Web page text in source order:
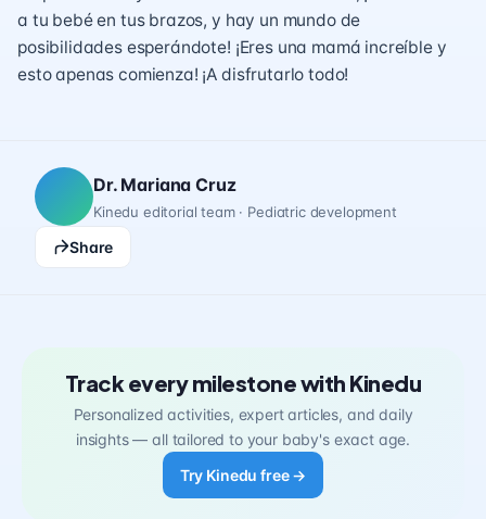
a tu bebé en tus brazos, y hay un mundo de
posibilidades esperándote! ¡Eres una mamá increíble y
esto apenas comienza! ¡A disfrutarlo todo!
Dr. Mariana Cruz
Kinedu editorial team · Pediatric development
Share
Track every milestone with Kinedu
Personalized activities, expert articles, and daily
insights — all tailored to your baby's exact age.
Try Kinedu free →